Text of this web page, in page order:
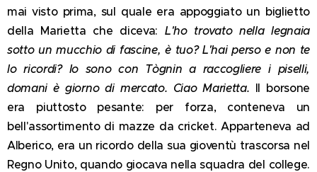
mai visto prima, sul quale era appoggiato un biglietto
della Marietta che diceva: L'ho trovato nella legnaia
sotto un mucchio di fascine, è tuo? L'hai perso e non te
lo ricordi? Io sono con Tògnin a raccogliere i piselli,
domani è giorno di mercato. Ciao Marietta. Il borsone
era piuttosto pesante: per forza, conteneva un
bell'assortimento di mazze da cricket. Apparteneva ad
Alberico, era un ricordo della sua gioventù trascorsa nel
Regno Unito, quando giocava nella squadra del college.